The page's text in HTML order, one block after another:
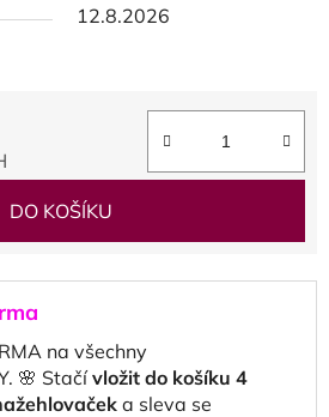
12.8.2026
DO KOŠÍKU
na všechny
🌸 Stačívložit do košíku 4
a sleva se